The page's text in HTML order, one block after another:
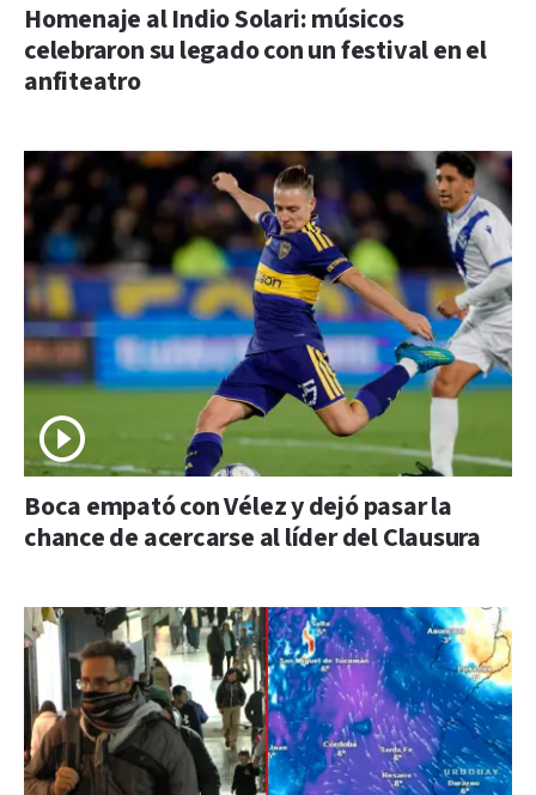
Homenaje al Indio Solari: músicos
celebraron su legado con un festival en el
anfiteatro
Boca empató con Vélez y dejó pasar la
chance de acercarse al líder del Clausura